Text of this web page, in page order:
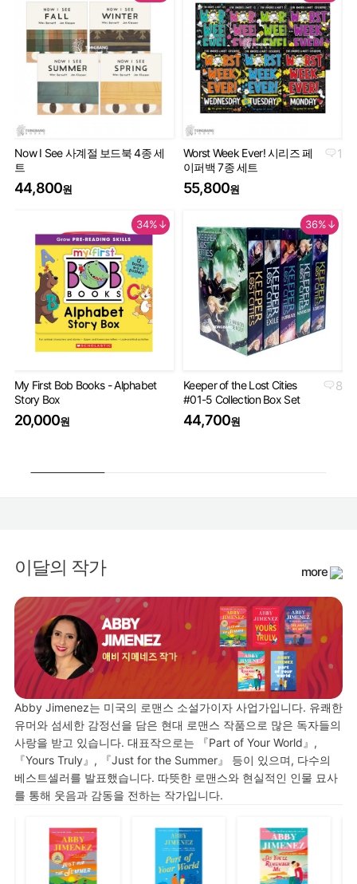
Now I See 사계절 보드북 4종 세
트
44,800원
1
Worst Week Ever! 시리즈 페
이퍼백 7종 세트
55,800원
34%↓
My First Bob Books - Alphabet
Story Box
20,000원
36%↓
8
Keeper of the Lost Cities
#01-5 Collection Box Set
44,700원
이달의 작가 more
Abby Jimenez는 미국의 로맨스 소설가이자 사업가입니다. 유쾌한
유머와 섬세한 감정선을 담은 현대 로맨스 작품으로 많은 독자들의
사랑을 받고 있습니다. 대표작으로는 『Part of Your World』,
『Yours Truly』, 『Just for the Summer』 등이 있으며, 다수의
베스트셀러를 발표했습니다. 따뜻한 로맨스와 현실적인 인물 묘사
를 통해 웃음과 감동을 전하는 작가입니다.